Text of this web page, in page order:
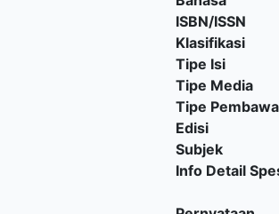
ISBN/ISSN
Klasifikasi
Tipe Isi
Tipe Media
Tipe Pembawa
Edisi
Subjek
Info Detail